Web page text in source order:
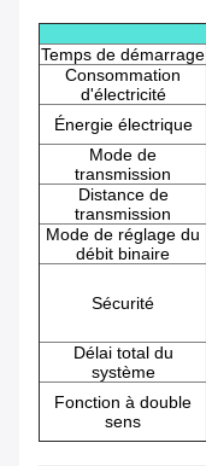
Temps de démarrage
Consommation
d'électricité
Énergie électrique
Mode de
transmission
Distance de
transmission
Mode de réglage du
débit binaire
Sécurité
Délai total du
système
Fonction à double
sens